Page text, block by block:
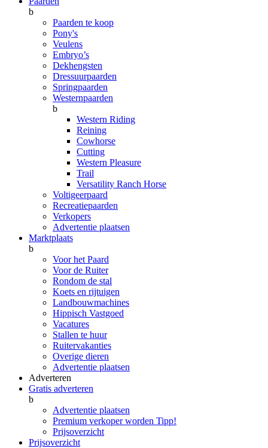
b
Paarden te koop
Pony's
Veulens
Embryo’s
Dekhengsten
Dressuurpaarden
Springpaarden
Westernpaarden
b
Western Riding
Reining
Cowhorse
Cutting
Western Pleasure
Trail
Versatility Ranch Horse
Voltigeerpaard
Recreatiepaarden
Verkopers
Advertentie plaatsen
Marktplaats
b
Voor het Paard
Voor de Ruiter
Rondom de stal
Koets en rijtuigen
Landbouwmachines
Hippisch Vastgoed
Vacatures
Stallen te huur
Ruitervakanties
Overige dieren
Advertentie plaatsen
Adverteren
Gratis adverteren
b
Advertentie plaatsen
Premium verkoper worden Tipp!
Prijsoverzicht
Prijsoverzicht